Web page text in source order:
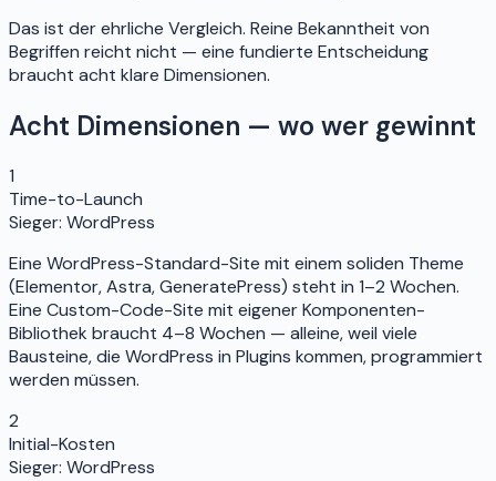
Das ist der ehrliche Vergleich. Reine Bekanntheit von
Begriffen reicht nicht — eine fundierte Entscheidung
braucht acht klare Dimensionen.
Acht Dimensionen — wo wer gewinnt
1
Time-to-Launch
Sieger: WordPress
Eine WordPress-Standard-Site mit einem soliden Theme
(Elementor, Astra, GeneratePress) steht in 1–2 Wochen.
Eine Custom-Code-Site mit eigener Komponenten-
Bibliothek braucht 4–8 Wochen — alleine, weil viele
Bausteine, die WordPress in Plugins kommen, programmiert
werden müssen.
2
Initial-Kosten
Sieger: WordPress